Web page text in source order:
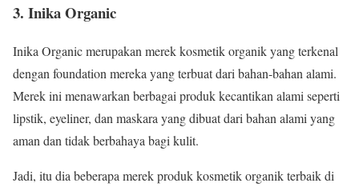
3. Inika Organic
Inika Organic merupakan merek kosmetik organik yang terkenal
dengan foundation mereka yang terbuat dari bahan-bahan alami.
Merek ini menawarkan berbagai produk kecantikan alami seperti
lipstik, eyeliner, dan maskara yang dibuat dari bahan alami yang
aman dan tidak berbahaya bagi kulit.
Jadi, itu dia beberapa merek produk kosmetik organik terbaik di